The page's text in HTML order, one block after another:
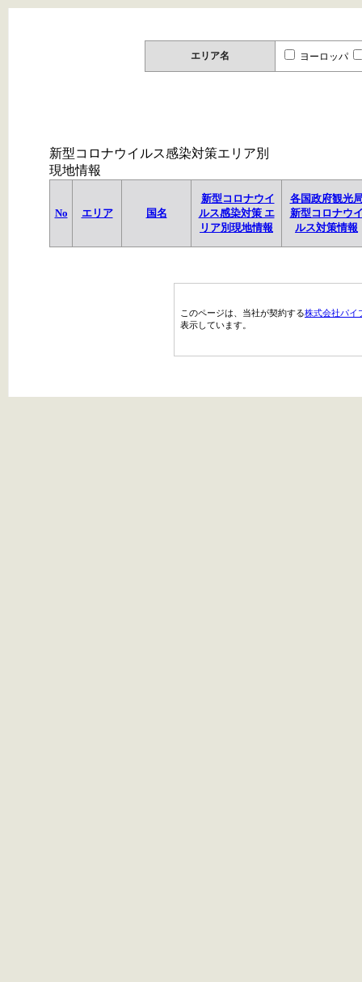
エリア名 ヨーロッパ
新型コロナウイルス感染対策エリア別
現地情報
No エリア 国名
新型コロナウイ
ルス感染対策 エ
リア別現地情報
各国政府観光
新型コロナウ
ルス対策情報
このページは、当社が契約する株式会社パイ
表示しています。